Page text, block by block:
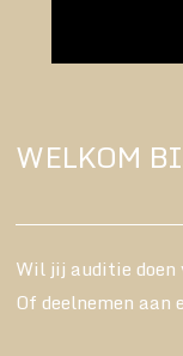
WELKOM
Wil jij auditie doen
Of deelnemen